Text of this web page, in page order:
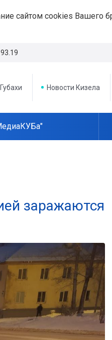
сайтом cookies Вашего
93.19
Новости Кизела
заражаются